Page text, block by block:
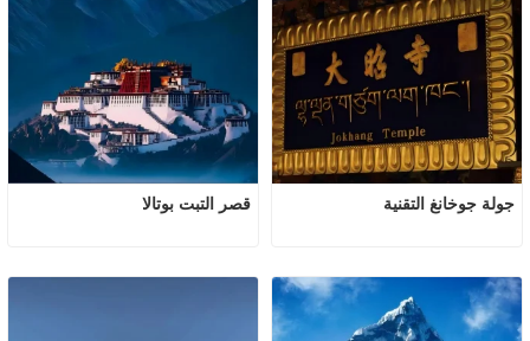
قصر التبت بوتالا جولة جوخانغ التقنية